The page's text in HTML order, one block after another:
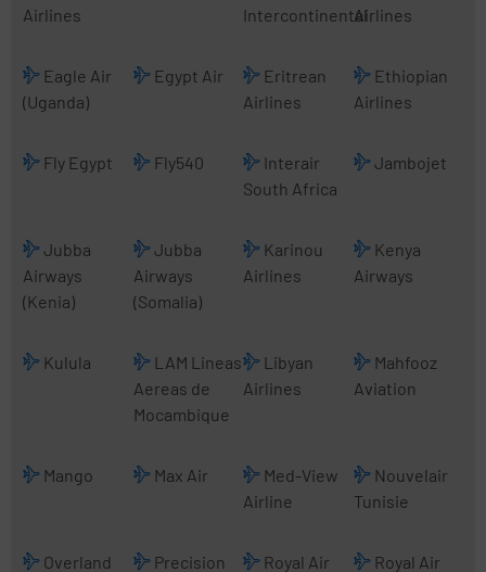
Airlines
IntercontinentalAirlines
Eagle Air
(Uganda)
Egypt Air
Eritrean
Airlines
Ethiopian
Airlines
Fly Egypt Fly540
Interair
South Africa
Jambojet
Jubba
Airways
(Kenia)
Jubba
Airways
(Somalia)
Karinou
Airlines
Kenya
Airways
Kulula
LAM Lineas
Aereas de
Mocambique
Libyan
Airlines
Mahfooz
Aviation
Mango Max Air
Med-View
Airline
Nouvelair
Tunisie
Overland Precision Royal Air Royal Air